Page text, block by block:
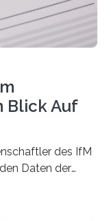
Blick Auf
des IfM
Daten der
von